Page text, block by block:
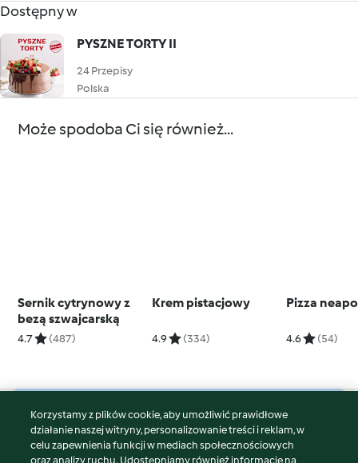
Dostępny w
PYSZNE TORTY II
24 Przepisy
Polska
Może spodoba Ci się również...
Sernik cytrynowy z
bezą szwajcarską
4.7 (487)
Krem pistacjowy
4.9 (334)
Pizza
4.6 (54)
© Copyright 2026
Warunki korzystania
Korzystamy z plików cookie, aby umożliwić prawidłowe
działanie naszej witryny, personalizowanie treści i reklam, w
celu zapewnienia funkcji w mediach społecznościowych
oraz analizy ruchu. Udostępniamy również informacje na